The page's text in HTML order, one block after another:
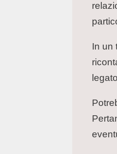
In un